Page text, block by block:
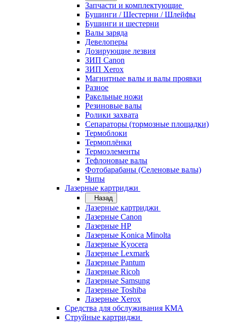
Запчасти и комплектующие
Бушинги / Шестерни / Шлейфы
Бушинги и шестерни
Валы заряда
Девелоперы
Дозирующие лезвия
ЗИП Canon
ЗИП Xerox
Магнитные валы и валы проявки
Разное
Ракельные ножи
Резиновые валы
Ролики захвата
Сепараторы (тормозные площадки)
Термоблоки
Термоплёнки
Термоэлементы
Тефлоновые валы
Фотобарабаны (Селеновые валы)
Чипы
Лазерные картриджи
Назад
Лазерные картриджи
Лазерные Canon
Лазерные HP
Лазерные Konica Minolta
Лазерные Kyocera
Лазерные Lexmark
Лазерные Pantum
Лазерные Ricoh
Лазерные Samsung
Лазерные Toshiba
Лазерные Xerox
Средства для обслуживания КМА
Струйные картриджи